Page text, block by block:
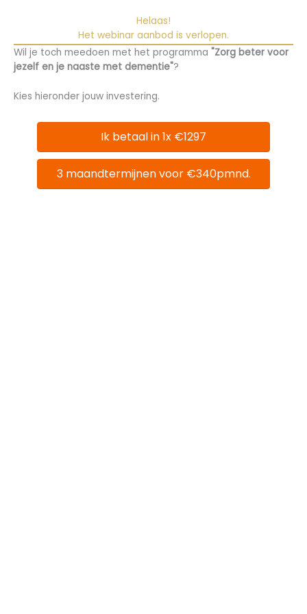
inhoud
Helaas!
Het webinar aanbod is verlopen.
Wil je toch meedoen met het programma "Zorg beter voor
jezelf en je naaste met dementie"?
Kies hieronder jouw investering.
Ik betaal in 1x €1297
3 maandtermijnen voor €340pmnd.